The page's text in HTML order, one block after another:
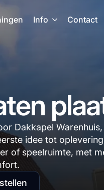
Info Contact
Dakkapel
idee tot
of speelruimte, met